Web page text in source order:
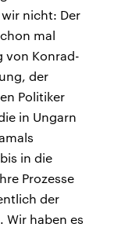
nicht: Der
mal
von Konrad-
der
Politiker
in Ungarn
in die
Prozesse
der
Wir haben es